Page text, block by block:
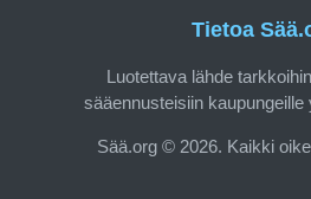
Tietoa
Luotettava lähde
sääennusteisiin
Sää.org © 2026. Kaikki